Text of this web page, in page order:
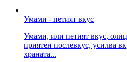
Умами - петият вкус
Умами, или петият вкус,
приятен послевкус, усилва
храната...